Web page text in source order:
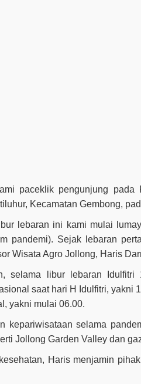
paceklik pengunjung
Kecamatan Gembong,
lebaran ini kami mulai
pandemi). Sejak lebaran
Wisata Agro Jollong, Haris
selama libur lebaran
saat hari H Idulfitri, yakni
yakni mulai 06.00.
kepariwisataan selama
Jollong Garden Valley dan
Haris menjamin